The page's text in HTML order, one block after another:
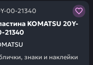
гарантию
00-21340
KOMATSU 20Y-
21340
знаки и наклейки
запчасти у